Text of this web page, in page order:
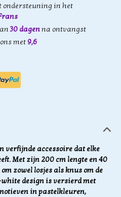
ondersteuning in het
30 dagenna ontvangst
met 9,6
verfijnde accessoire dat elke
Met zijn 200 cm lengte en 40
zowel losjes als knus om de
design is versierd met
in pastelkleuren,